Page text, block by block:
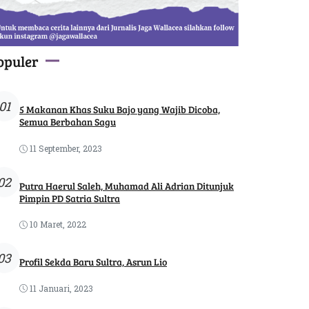
5 Makanan Khas Suku Bajo yang Wajib Dicoba,
Semua Berbahan Sagu
11 September, 2023
Putra Haerul Saleh, Muhamad Ali Adrian Ditunjuk
Pimpin PD Satria Sultra
10 Maret, 2022
Profil Sekda Baru Sultra, Asrun Lio
11 Januari, 2023